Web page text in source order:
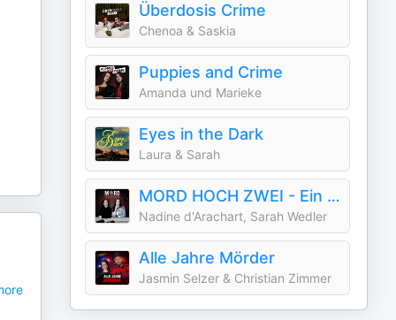
Überdosis Crime
Chenoa & Saskia
Puppies and Crime
Amanda und Marieke
Eyes in the Dark
Laura & Sarah
MORD HOCH ZWEI - Ein True Crime Podcast
Nadine d'Arachart, Sarah Wedler
Alle Jahre Mörder
Jasmin Selzer & Christian Zimmer